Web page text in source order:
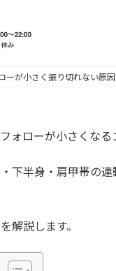
ーが小さく振り切れない原
ォローが小さくなる
下半身・肩甲帯の
解説します。